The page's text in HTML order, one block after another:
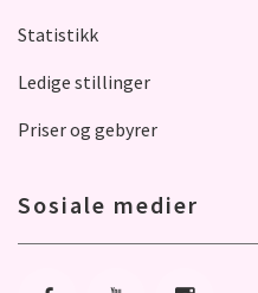
Statistikk
Ledige stillinger
Priser og gebyrer
Sosiale medier